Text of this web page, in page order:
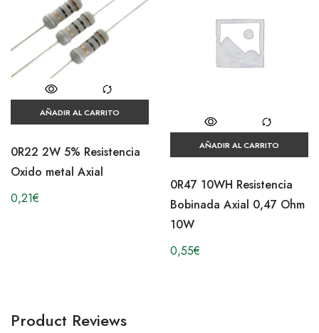
AÑADIR AL CARRITO
0R22 2W 5% Resistencia
Oxido metal Axial
0,21€
AÑADIR AL CARRITO
0R47 10WH Resistencia
Bobinada Axial 0,47 Ohm
10W
0,55€
Product Reviews